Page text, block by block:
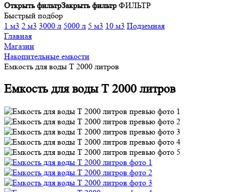
Открыть фильтрЗакрыть фильтр ФИЛЬТР
Быстрый подбор
1 м3 2 м3 3000 л 5000 л 5 м3 10 м3 Подземная
Главная
Магазин
Накопительные емкости
Eмкocть для вoды T 2000 литpoв
Eмкocть для вoды T 2000 литpoв